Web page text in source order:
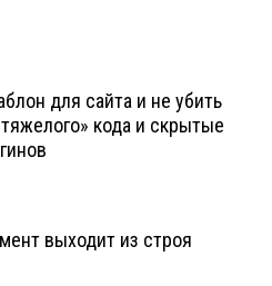
для сайта и не убить
кода и скрытые
выходит из строя